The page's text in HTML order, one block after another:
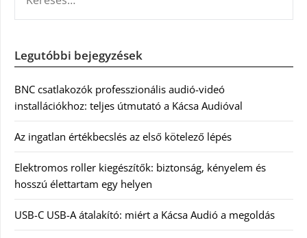
Legutóbbi bejegyzések
BNC csatlakozók professzionális audió-videó
installációkhoz: teljes útmutató a Kácsa Audióval
Az ingatlan értékbecslés az első kötelező lépés
Elektromos roller kiegészítők: biztonság, kényelem és
hosszú élettartam egy helyen
USB-C USB-A átalakító: miért a Kácsa Audió a megoldás